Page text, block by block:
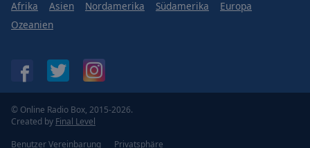
Afrika Asien Nordamerika Südamerika
Europa
Ozeanien
© Online Radio Box, 2015-2026.
Created by Final Level
Benutzer Vereinbarung
Privatsphäre